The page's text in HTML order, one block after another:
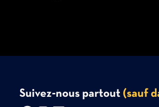
Suivez-nous partout (sauf